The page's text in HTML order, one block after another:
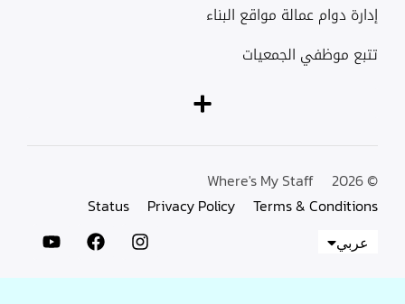
عمالة مواقع البناء
الجمعيات
Where's My Staff
Terms &
Privacy Policy
Status